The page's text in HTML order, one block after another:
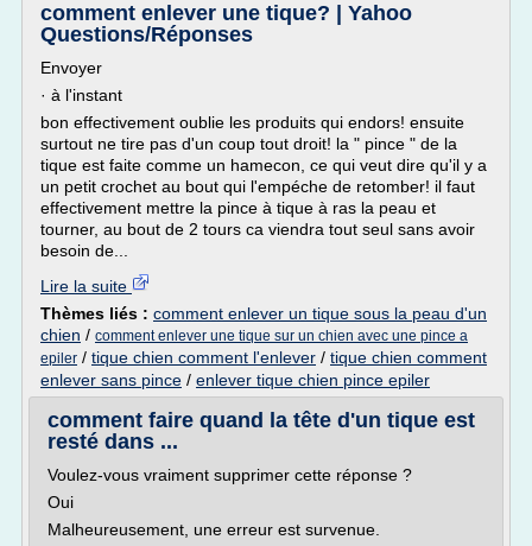
comment enlever une tique? | Yahoo
Questions/Réponses
Envoyer
· à l'instant
bon effectivement oublie les produits qui endors! ensuite
surtout ne tire pas d'un coup tout droit! la " pince " de la
tique est faite comme un hamecon, ce qui veut dire qu'il y a
un petit crochet au bout qui l'empéche de retomber! il faut
effectivement mettre la pince à tique à ras la peau et
tourner, au bout de 2 tours ca viendra tout seul sans avoir
besoin de...
Lire la suite
Thèmes liés : comment enlever un tique sous la peau d'un
chien / comment enlever une tique sur un chien avec une pince a
epiler / tique chien comment l'enlever / tique chien comment
enlever sans pince / enlever tique chien pince epiler
comment faire quand la tête d'un tique est
resté dans ...
Voulez-vous vraiment supprimer cette réponse ?
Oui
Malheureusement, une erreur est survenue.